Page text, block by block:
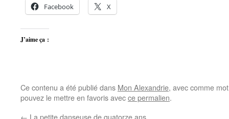
Facebook X
J’aime ça :
Ce contenu a été publié dans Mon Alexandrie, avec comme
pouvez le mettre en favoris avecce permalien.
← La petite danseuse de quatorze ans